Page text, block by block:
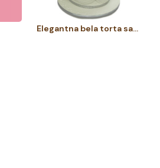
Elegantna bela torta sa inicijalima